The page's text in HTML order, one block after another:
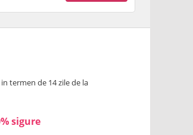
termen de 14 zile de la
sigure